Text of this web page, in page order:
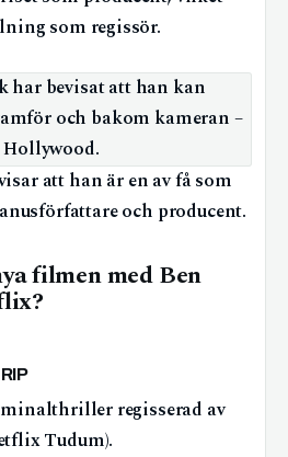
som regissör.
har bevisat att han kan
och bakom kameran –
att han är en av få som
och producent.
filmen med Ben
regisserad av
Tudum).